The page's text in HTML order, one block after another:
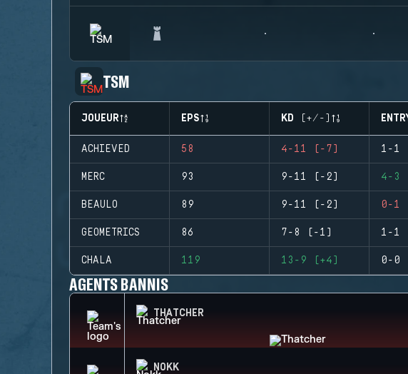
TSM
JOUEUR EPS KD (+/-)
ACHIEVED 58 4-11 (-7) 1-1
MERC 93 9-11 (-2) 4-3
BEAULO 89 9-11 (-2) 0-1
GEOMETRICS 86 7-8 (-1) 1-1
CHALA 119 13-9 (+4) 0-0
AGENTS BANNIS
THATCHER
NOKK